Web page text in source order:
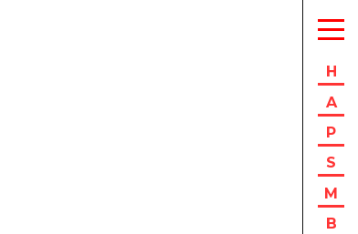
H
A
P
S
M
B